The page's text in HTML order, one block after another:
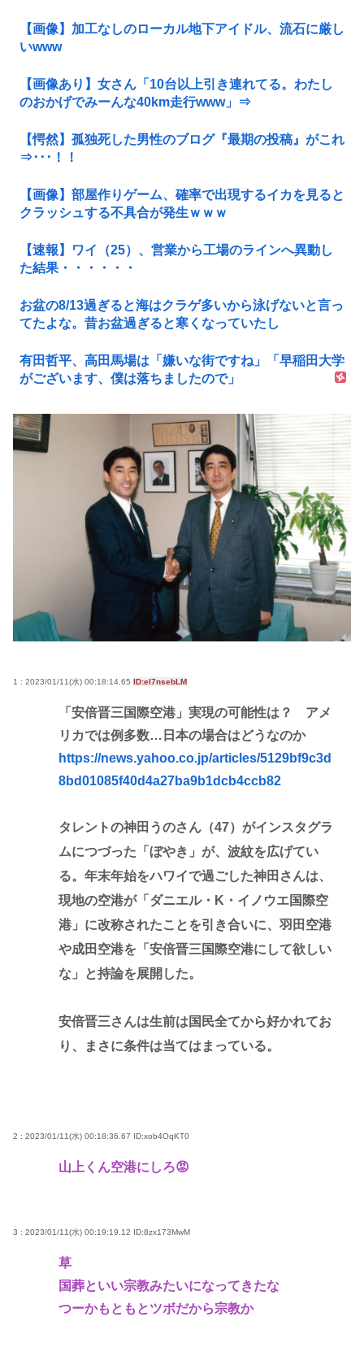
【画像】加工なしのローカル地下アイドル、流石に厳し
いwww
【画像あり】女さん「10台以上引き連れてる。わたし
のおかげでみーんな40km走行www」⇒
【愕然】孤独死した男性のブログ『最期の投稿』がこれ
⇒･･･！！
【画像】部屋作りゲーム、確率で出現するイカを見ると
クラッシュする不具合が発生ｗｗｗ
【速報】ワイ（25）、営業から工場のラインへ異動し
た結果・・・・・・
お盆の8/13過ぎると海はクラゲ多いから泳げないと言っ
てたよな。昔お盆過ぎると寒くなっていたし
有田哲平、高田馬場は「嫌いな街ですね」「早稲田大学
がございます、僕は落ちましたので」
1 : 2023/01/11(水) 00:18:14.65 ID:el7nsebLM
「安倍晋三国際空港」実現の可能性は？ アメ
リカでは例多数…日本の場合はどうなのか
https://news.yahoo.co.jp/articles/5129bf9c3d
8bd01085f40d4a27ba9b1dcb4ccb82
タレントの神田うのさん（47）がインスタグラ
ムにつづった「ぼやき」が、波紋を広げてい
る。年末年始をハワイで過ごした神田さんは、
現地の空港が「ダニエル・K・イノウエ国際空
港」に改称されたことを引き合いに、羽田空港
や成田空港を「安倍晋三国際空港にして欲しい
な」と持論を展開した。
安倍晋三さんは生前は国民全てから好かれてお
り、まさに条件は当てはまっている。
2 : 2023/01/11(水) 00:18:36.67 ID:xob4OqKT0
山上くん空港にしろ😡
3 : 2023/01/11(水) 00:19:19.12 ID:8zx173MwM
草
国葬といい宗教みたいになってきたな
つーかもともとツボだから宗教か